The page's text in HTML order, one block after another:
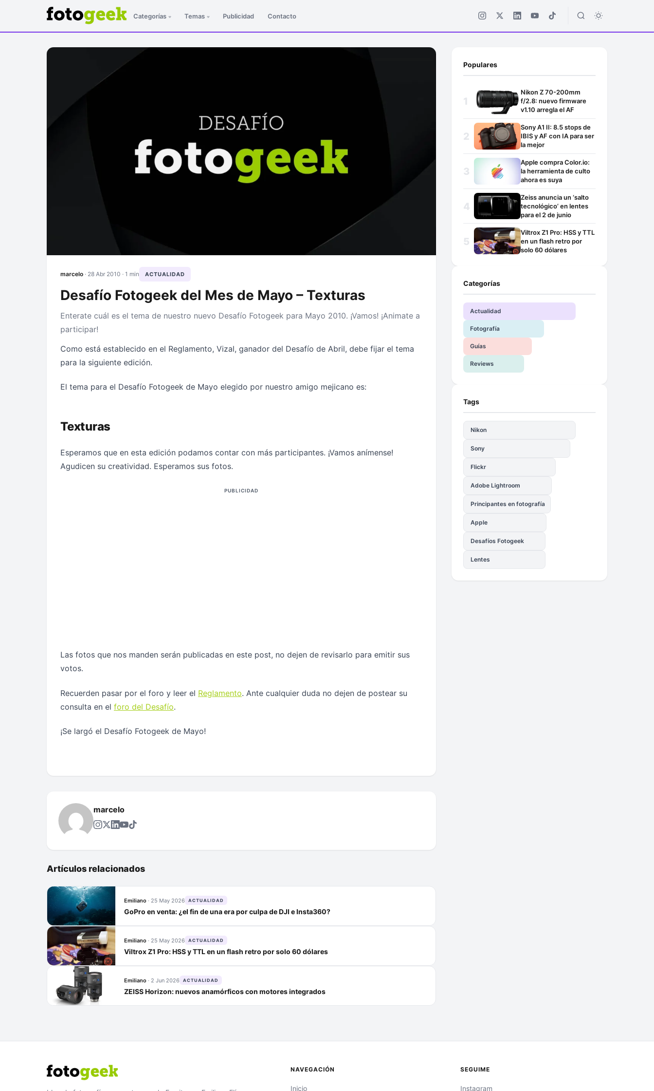
Categorías Temas Publicidad Contacto
marcelo · 28 Abr 2010 · 1 min ACTUALIDAD
Desafío Fotogeek del Mes de Mayo – Texturas
Enterate cuál es el tema de nuestro nuevo Desafío Fotogeek para Mayo 2010. ¡Vamos! ¡Animate a
participar!
Como está establecido en el Reglamento, Vizal, ganador del Desafío de Abril, debe fijar el tema
para la siguiente edición.
El tema para el Desafío Fotogeek de Mayo elegido por nuestro amigo mejicano es:
Texturas
Esperamos que en esta edición podamos contar con más participantes. ¡Vamos anímense!
Agudicen su creatividad. Esperamos sus fotos.
PUBLICIDAD
Las fotos que nos manden serán publicadas en este post, no dejen de revisarlo para emitir sus
votos.
Recuerden pasar por el foro y leer el Reglamento. Ante cualquier duda no dejen de postear su
consulta en el foro del Desafío.
¡Se largó el Desafío Fotogeek de Mayo!
marcelo
Artículos relacionados
Emiliano · 25 May 2026 ACTUALIDAD
GoPro en venta: ¿el fin de una era por culpa de DJI e Insta360?
Emiliano · 25 May 2026 ACTUALIDAD
Viltrox Z1 Pro: HSS y TTL en un flash retro por solo 60 dólares
Emiliano · 2 Jun 2026 ACTUALIDAD
ZEISS Horizon: nuevos anamórficos con motores integrados
Populares
Nikon Z 70-200mm
f/2.8: nuevo firmware
v1.10 arregla el AF
Sony A1 II: 8.5 stops de
IBIS y AF con IA para ser
la mejor
Apple compra Color.io:
la herramienta de culto
ahora es suya
Zeiss anuncia un ‘salto
tecnológico’ en lentes
para el 2 de junio
Viltrox Z1 Pro: HSS y TTL
en un flash retro por
solo 60 dólares
Categorías
Actualidad
Fotografía
Guías
Reviews
Tags
Nikon
Sony
Flickr
Adobe Lightroom
Principantes en fotografía
Apple
Desafíos Fotogeek
Lentes
NAVEGACIÓN
Inicio
SEGUIME
Instagram